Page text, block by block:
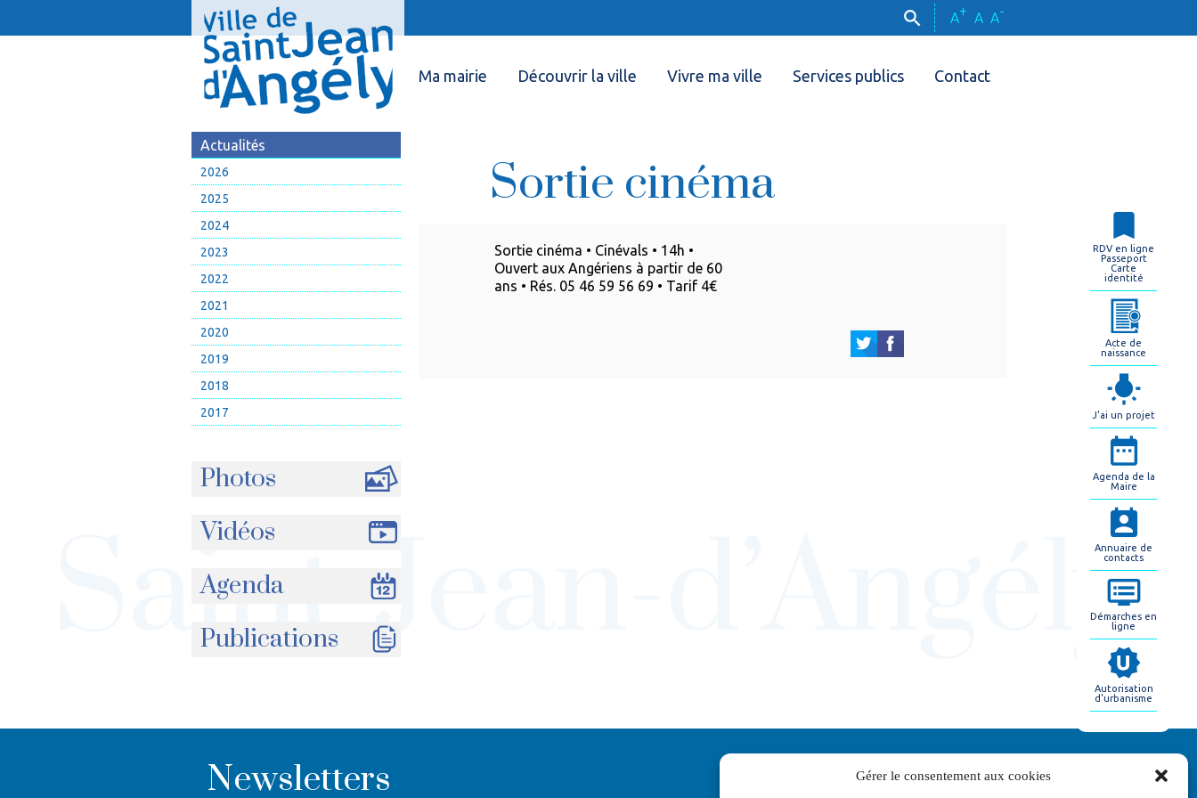
Gérer le consentement aux cookies
A+ A A-
Ma mairie Découvrir la ville Vivre ma ville Services publics Contact
Actualités
2026
2025
2024
2023
2022
2021
2020
2019
2018
2017
Photos
Vidéos
Agenda
Publications
Sortie cinéma
Sortie cinéma • Cinévals • 14h •
Ouvert aux Angériens à partir de 60
ans • Rés. 05 46 59 56 69 • Tarif 4€
Newsletters
RDV en ligne
Passeport
Carte
identité
Acte de
naissance
J'ai un projet
Agenda de la
Maire
Annuaire de
contacts
Démarches en
ligne
Autorisation
d'urbanisme